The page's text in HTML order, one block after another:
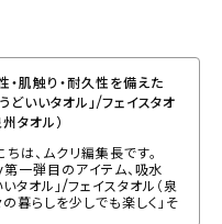
・肌触り・耐久性を備えた
うどいいタオル」/フェイスタオ
タオル）
ちは、ムクリ編集長です。
一弾目のアイテム、吸水
タオル」/フェイスタオル（泉
暮らしを少しでも楽しく」そ